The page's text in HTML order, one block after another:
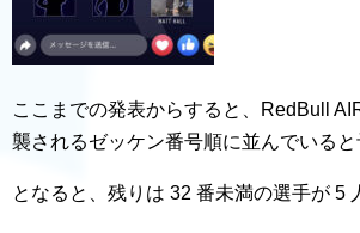
ここまでの発表からすると、RedBull
襲されるゼッケン番号順に並んでいる
となると、残りは 32 番未満の選手が 5